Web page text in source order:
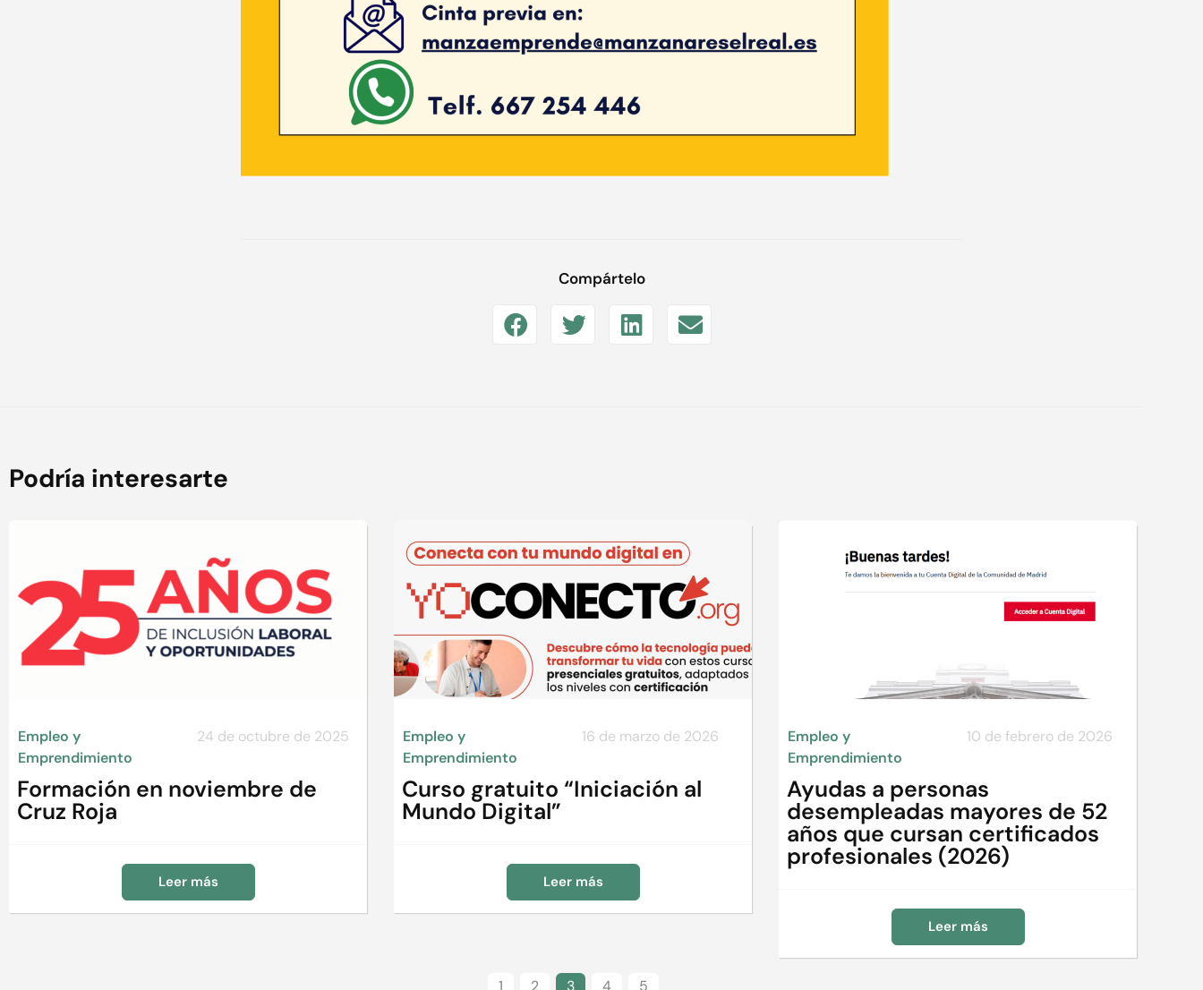
Compártelo
Podría interesarte
Empleo y
Emprendimiento
24 de octubre de 2025
Formación en noviembre de
Cruz Roja
Leer más
Empleo y
Emprendimiento
16 de marzo de 2026
Curso gratuito “Iniciación al
Mundo Digital”
Leer más
Empleo y
Emprendimiento
10 de febrero de 2026
Ayudas a personas
desempleadas mayores de 52
años que cursan certificados
profesionales (2026)
Leer más